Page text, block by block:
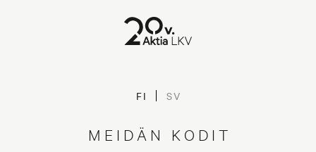
FI SV
MEIDÄN KODIT